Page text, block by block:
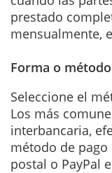
prestado
mensualmente,
Forma o
Seleccione el
Los más
interbancaria,
método de
postal o PayPal